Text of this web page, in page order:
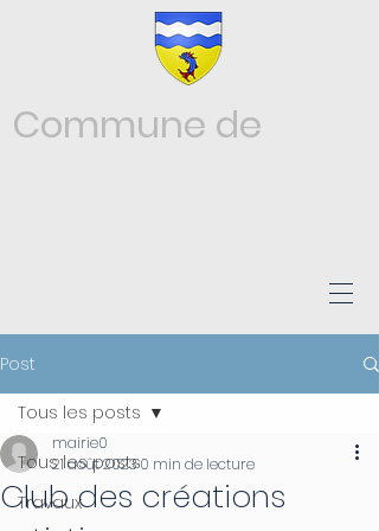
Commune de
Post
Tous les posts
Travaux
Tous les posts
Club des créations
mairie0
21 août 20230 min de lecture